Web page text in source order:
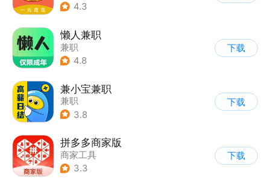
4.3
懒人兼职
兼职
4.8
下载
兼小宝兼职
兼职
3.8
下载
拼多多商家版
商家工具
3.3
下载